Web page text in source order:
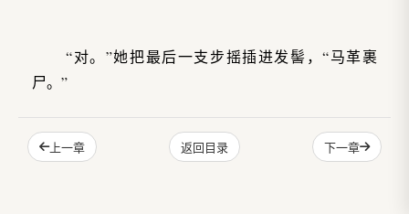
“对。”她把最后一支步摇插进发髻，“马革裹
尸。”
上一章 返回目录 下一章